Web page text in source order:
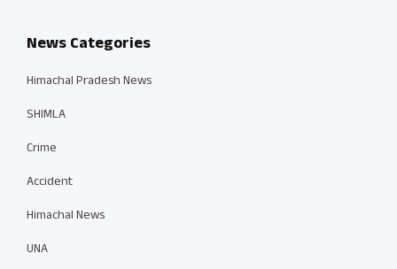
News Categories
Himachal Pradesh News
SHIMLA
Crime
Accident
Himachal News
UNA